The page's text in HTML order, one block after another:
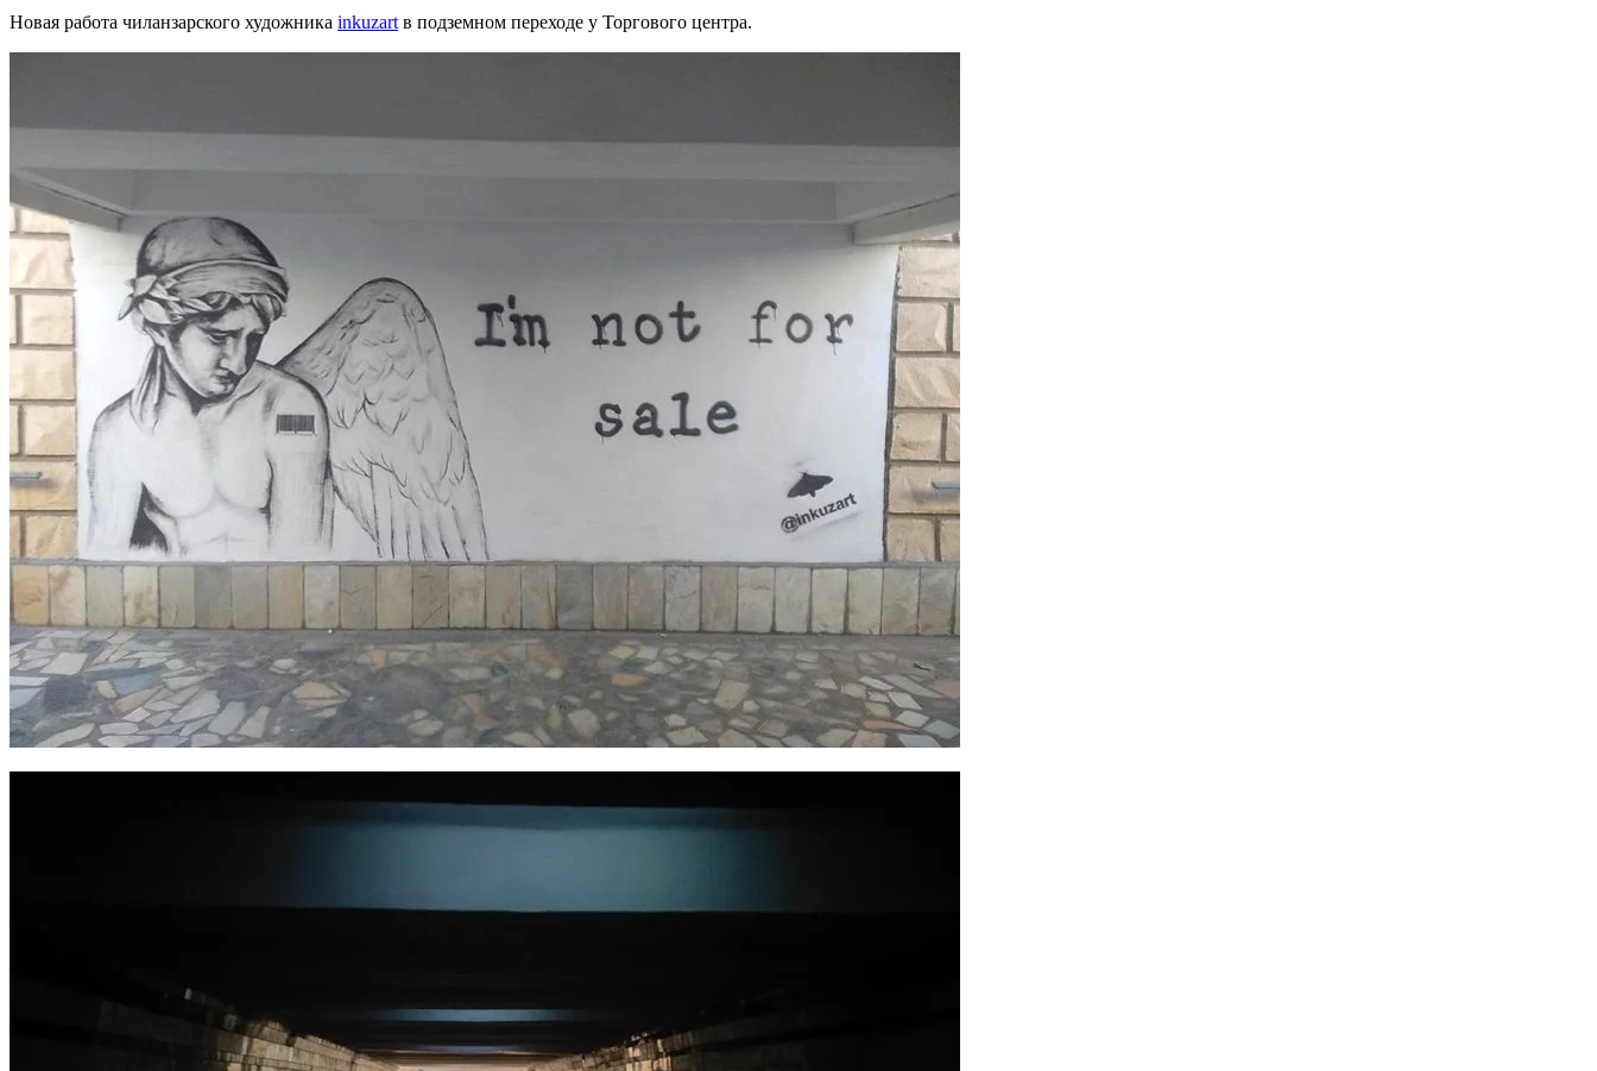
Новая работа чиланзарского художника inkuzart в подземном переходе у Торгового центра.